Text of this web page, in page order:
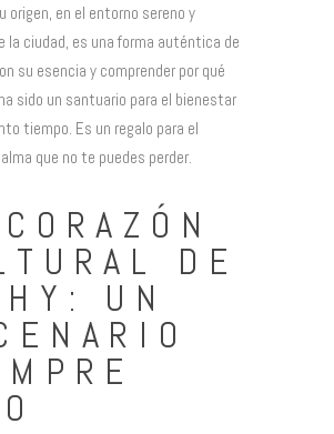
origen, en el entorno sereno y
la ciudad, es una forma auténtica de
su esencia y comprender por qué
sido un santuario para el bienestar
tiempo. Es un regalo para el
que no te puedes perder.
DE
UN